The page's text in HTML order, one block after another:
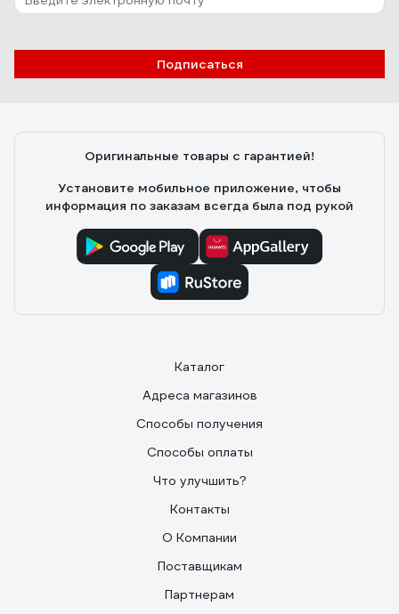
8 отзывов
Подписаться
Оригинальные товары с гарантией!
Установите мобильное приложение, чтобы
информация по заказам всегда была под рукой
Каталог
Адреса магазинов
Способы получения
Способы оплаты
Что улучшить?
Контакты
О Компании
Поставщикам
Партнерам